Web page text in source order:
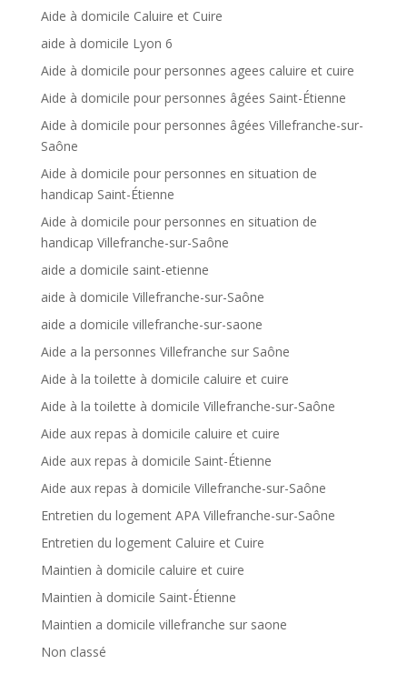
Aide à domicile Caluire et Cuire
aide à domicile Lyon 6
Aide à domicile pour personnes agees caluire et cuire
Aide à domicile pour personnes âgées Saint-Étienne
Aide à domicile pour personnes âgées Villefranche-sur-
Saône
Aide à domicile pour personnes en situation de
handicap Saint-Étienne
Aide à domicile pour personnes en situation de
handicap Villefranche-sur-Saône
aide a domicile saint-etienne
aide à domicile Villefranche-sur-Saône
aide a domicile villefranche-sur-saone
Aide a la personnes Villefranche sur Saône
Aide à la toilette à domicile caluire et cuire
Aide à la toilette à domicile Villefranche-sur-Saône
Aide aux repas à domicile caluire et cuire
Aide aux repas à domicile Saint-Étienne
Aide aux repas à domicile Villefranche-sur-Saône
Entretien du logement APA Villefranche-sur-Saône
Entretien du logement Caluire et Cuire
Maintien à domicile caluire et cuire
Maintien à domicile Saint-Étienne
Maintien a domicile villefranche sur saone
Non classé